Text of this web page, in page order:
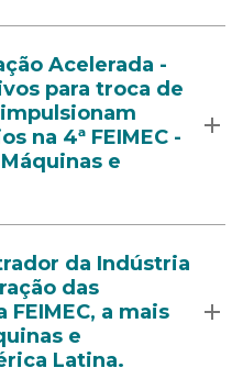
Acelerada -
para troca de
na 4ª FEIMEC -
e
da Indústria
das
a mais
e
Latina.